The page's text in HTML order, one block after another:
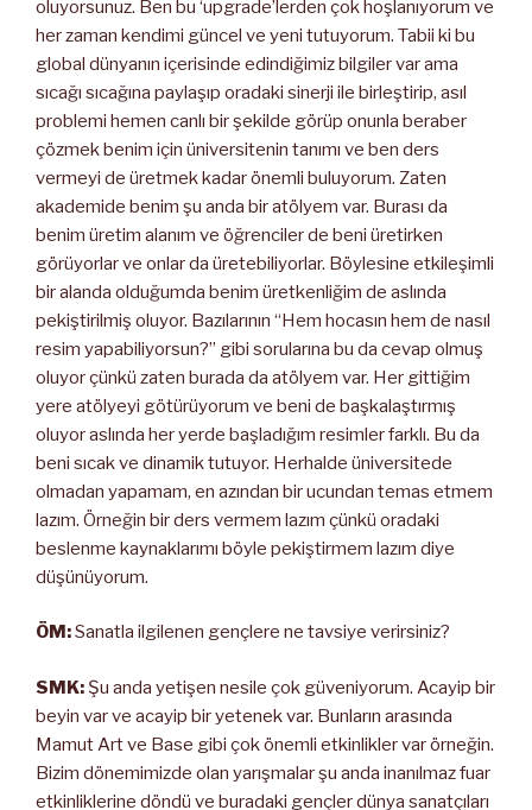
oluyorsunuz. Ben bu ‘upgrade’lerden çok hoşlanıyorum ve
her zaman kendimi güncel ve yeni tutuyorum. Tabii ki bu
global dünyanın içerisinde edindiğimiz bilgiler var ama
sıcağı sıcağına paylaşıp oradaki sinerji ile birleştirip, asıl
problemi hemen canlı bir şekilde görüp onunla beraber
çözmek benim için üniversitenin tanımı ve ben ders
vermeyi de üretmek kadar önemli buluyorum. Zaten
akademide benim şu anda bir atölyem var. Burası da
benim üretim alanım ve öğrenciler de beni üretirken
görüyorlar ve onlar da üretebiliyorlar. Böylesine etkileşimli
bir alanda olduğumda benim üretkenliğim de aslında
pekiştirilmiş oluyor. Bazılarının “Hem hocasın hem de nasıl
resim yapabiliyorsun?” gibi sorularına bu da cevap olmuş
oluyor çünkü zaten burada da atölyem var. Her gittiğim
yere atölyeyi götürüyorum ve beni de başkalaştırmış
oluyor aslında her yerde başladığım resimler farklı. Bu da
beni sıcak ve dinamik tutuyor. Herhalde üniversitede
olmadan yapamam, en azından bir ucundan temas etmem
lazım. Örneğin bir ders vermem lazım çünkü oradaki
beslenme kaynaklarımı böyle pekiştirmem lazım diye
düşünüyorum.
ÖM:Sanatla ilgilenen gençlere ne tavsiye verirsiniz?
SMK: Şu anda yetişen nesile çok güveniyorum. Acayip bir
beyin var ve acayip bir yetenek var. Bunların arasında
Mamut Art ve Base gibi çok önemli etkinlikler var örneğin.
Bizim dönemimizde olan yarışmalar şu anda inanılmaz fuar
etkinliklerine döndü ve buradaki gençler dünya sanatçıları